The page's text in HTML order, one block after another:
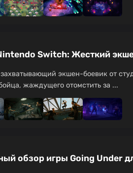
Switch: Жесткий
экшен-боевик от
жаждущего отомстить за ...
обзор игры Going Under